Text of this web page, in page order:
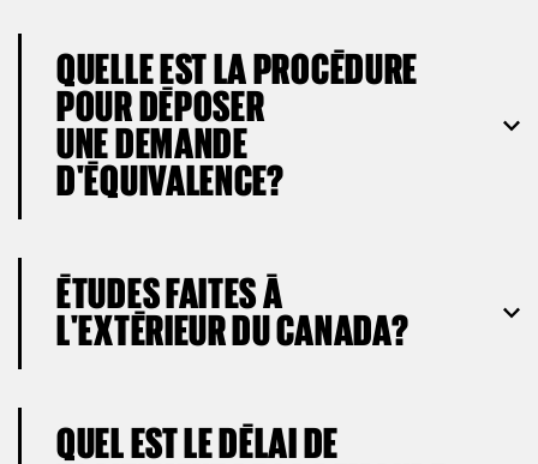
QUELLE EST LA PROCÉDURE
POUR DÉPOSER
UNE DEMANDE
D'ÉQUIVALENCE?
ÉTUDES FAITES À
L'EXTÉRIEUR DU CANADA?
QUEL EST LE DÉLAI DE